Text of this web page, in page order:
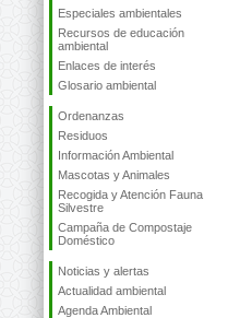
Especiales ambientales
Recursos de educación
ambiental
Enlaces de interés
Glosario ambiental
Ordenanzas
Residuos
Información Ambiental
Mascotas y Animales
Recogida y Atención Fauna
Silvestre
Campaña de Compostaje
Doméstico
Noticias y alertas
Actualidad ambiental
Agenda Ambiental